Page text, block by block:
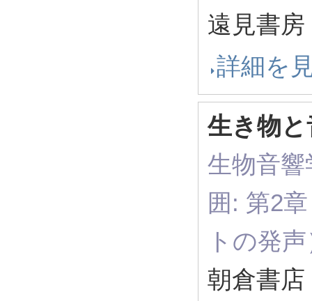
遠見書
詳細を
生き物
生物音
囲: 第2
トの発
朝倉書